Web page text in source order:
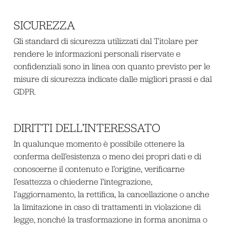
SICUREZZA
Gli standard di sicurezza utilizzati dal Titolare per
rendere le informazioni personali riservate e
confidenziali sono in linea con quanto previsto per le
misure di sicurezza indicate dalle migliori prassi e dal
GDPR.
DIRITTI DELL’INTERESSATO
In qualunque momento è possibile ottenere la
conferma dell’esistenza o meno dei propri dati e di
conoscerne il contenuto e l’origine, verificarne
l’esattezza o chiederne l’integrazione,
l’aggiornamento, la rettifica, la cancellazione o anche
la limitazione in caso di trattamenti in violazione di
legge, nonché la trasformazione in forma anonima o